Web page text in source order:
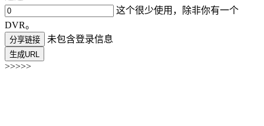
这个很少使用，除非你有一个
DVR。
分享链接 未包含登录信息
生成URL
>>>>>